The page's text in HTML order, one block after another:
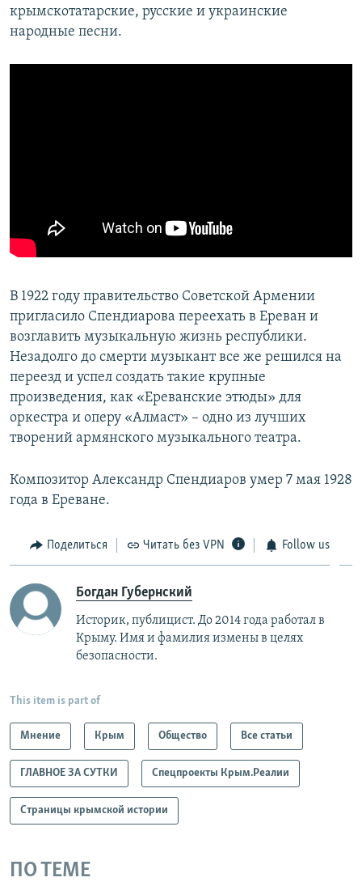
крымскотатарские, русские и украинские
народные песни.
В 1922 году правительство Советской Армении
пригласило Спендиарова переехать в Ереван и
возглавить музыкальную жизнь республики.
Незадолго до смерти музыкант все же решился на
переезд и успел создать такие крупные
произведения, как «Ереванские этюды» для
оркестра и оперу «Алмаст» – одно из лучших
творений армянского музыкального театра.
Композитор Александр Спендиаров умер 7 мая 1928
года в Ереване.
Поделиться Читать без VPN Follow us
Богдан Губернский
Историк, публицист. До 2014 года работал в
Крыму. Имя и фамилия измены в целях
безопасности.
This item is part of
Мнение Крым Общество Все статьи
ГЛАВНОЕ ЗА СУТКИ Спецпроекты Крым.Реалии
Страницы крымской истории
ПО ТЕМЕ